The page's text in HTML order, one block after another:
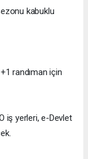
kabuklu
randıman için
iş yerleri, e-Devlet